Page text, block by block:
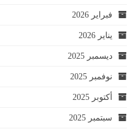
فبراير 2026
يناير 2026
ديسمبر 2025
نوفمبر 2025
أكتوبر 2025
سبتمبر 2025